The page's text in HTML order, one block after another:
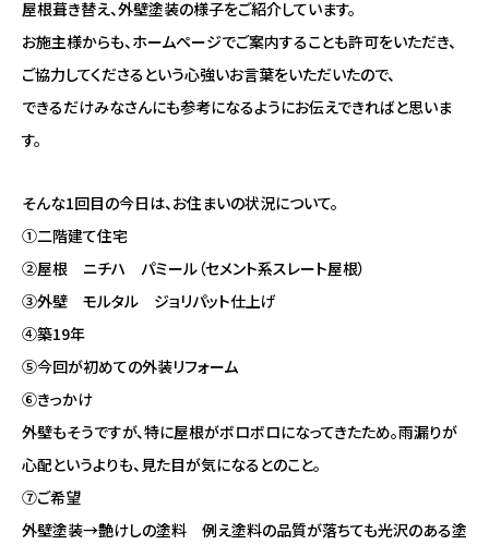
屋根葺き替え、外壁塗装の様子をご紹介しています。
お施主様からも、ホームページでご案内することも許可をいただき、
ご協力してくださるという心強いお言葉をいただいたので、
できるだけみなさんにも参考になるようにお伝えできればと思いま
す。
そんな1回目の今日は、お住まいの状況について。
①二階建て住宅
②屋根 ニチハ パミール（セメント系スレート屋根）
③外壁 モルタル ジョリパット仕上げ
④築19年
⑤今回が初めての外装リフォーム
⑥きっかけ
外壁もそうですが、特に屋根がボロボロになってきたため。雨漏りが
心配というよりも、見た目が気になるとのこと。
⑦ご希望
外壁塗装→艶けしの塗料 例え塗料の品質が落ちても光沢のある塗